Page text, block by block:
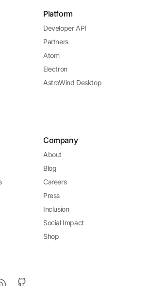
Platform
Developer API
Partners
Atom
Electron
AstroWind Desktop
Company
About
Blog
Careers
Press
Inclusion
Social Impact
Shop